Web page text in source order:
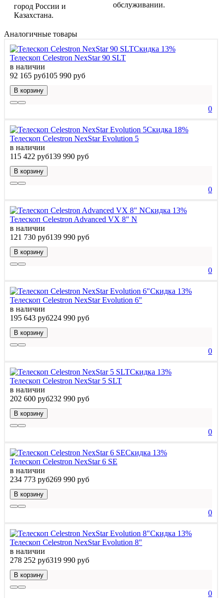
город России и
Казахстана.
обслуживании.
Аналогичные товары
Скидка 13%
Телескоп Celestron NexStar 90 SLT
в наличии
92 165 руб105 990 руб
В корзину
0
Скидка 18%
Телескоп Celestron NexStar Evolution 5
в наличии
115 422 руб139 990 руб
В корзину
0
Скидка 13%
Телескоп Celestron Advanced VX 8" N
в наличии
121 730 руб139 990 руб
В корзину
0
Скидка 13%
Телескоп Celestron NexStar Evolution 6"
в наличии
195 643 руб224 990 руб
В корзину
0
Скидка 13%
Телескоп Celestron NexStar 5 SLT
в наличии
202 600 руб232 990 руб
В корзину
0
Скидка 13%
Телескоп Celestron NexStar 6 SE
в наличии
234 773 руб269 990 руб
В корзину
0
Скидка 13%
Телескоп Celestron NexStar Evolution 8"
в наличии
278 252 руб319 990 руб
В корзину
0